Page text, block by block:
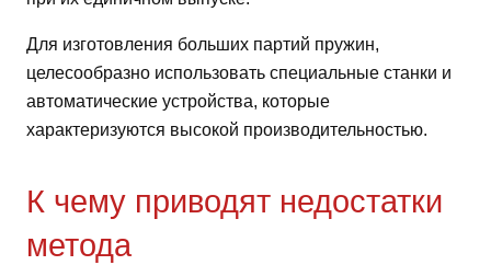
Для изготовления больших партий пружин,
целесообразно использовать специальные станки и
автоматические устройства, которые
характеризуются высокой производительностью.
К чему приводят недостатки
метода